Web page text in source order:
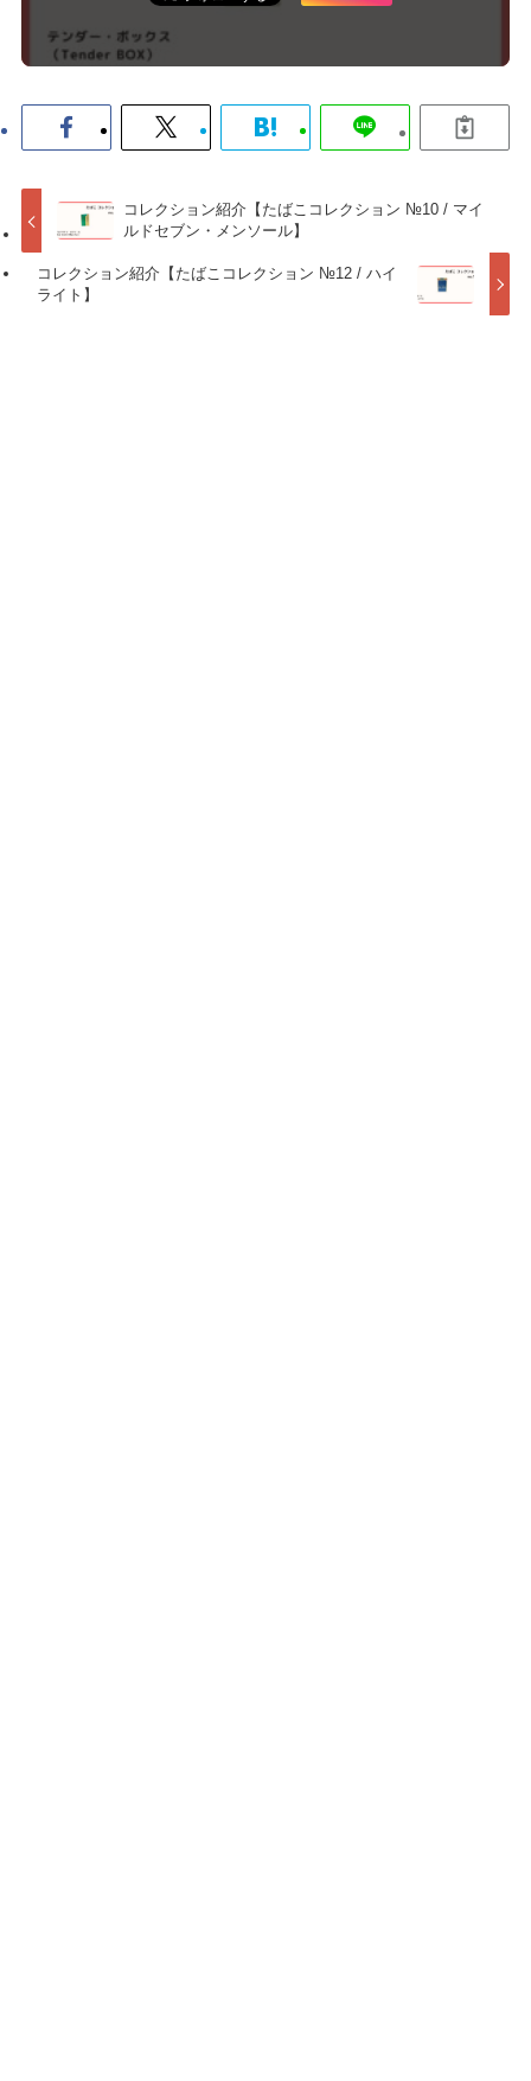
コレクション紹介【たばこコレクション №10 / マイ
ルドセブン・メンソール】
コレクション紹介【たばこコレクション №12 / ハイ
ライト】